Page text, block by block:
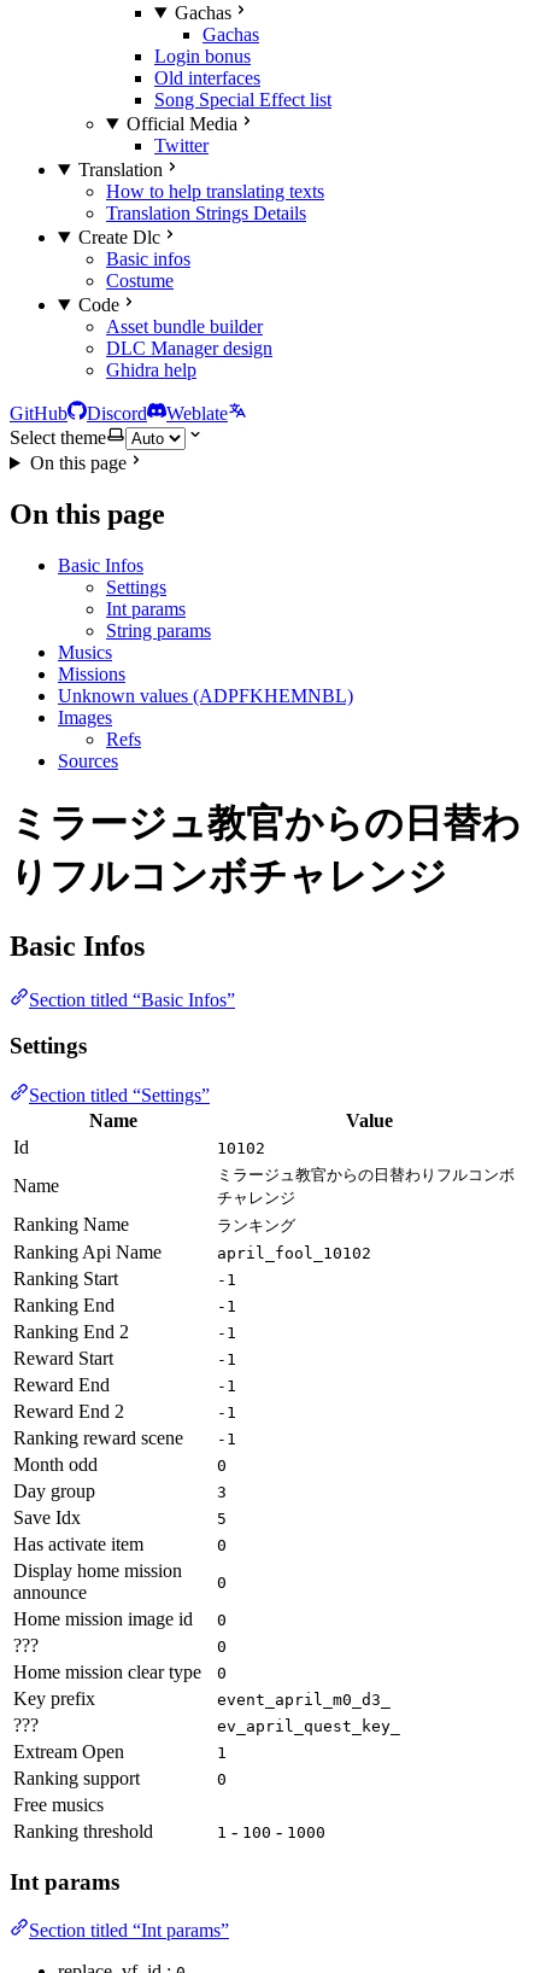
Gachas
Gachas
Login bonus
Old interfaces
Song Special Effect list
Official Media
Twitter
Translation
How to help translating texts
Translation Strings Details
Create Dlc
Basic infos
Costume
Code
Asset bundle builder
DLC Manager design
Ghidra help
GitHub Discord
Weblate
Select theme
On this page
On this page
Basic Infos
Settings
Int params
String params
Musics
Missions
Unknown values (ADPFKHEMNBL)
Images
Refs
Sources
ミラージュ教官からの日替わ
りフルコンボチャレンジ
Basic Infos
Section titled “Basic Infos”
Settings
Section titled “Settings”
Name
Value
Id
10102
Name
ミラージュ教官からの日替わりフルコンボ
チャレンジ
Ranking Name ランキング
Ranking Api Name april_fool_10102
Ranking Start -1
Ranking End -1
Ranking End 2 -1
Reward Start -1
Reward End -1
Reward End 2 -1
Ranking reward scene -1
Month odd 0
Day group 3
Save Idx 5
Has activate item 0
Display home mission
announce
0
Home mission image id 0
??? 0
Home mission clear type 0
Key prefix event_april_m0_d3_
??? ev_april_quest_key_
Extream Open 1
Ranking support 0
Free musics
Ranking threshold
1 - 100 - 1000
Int params
Section titled “Int params”